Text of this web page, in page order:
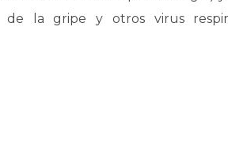
de la gripe y otros virus